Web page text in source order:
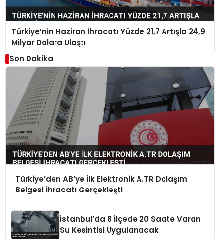
Türkiye’nin Haziran İhracatı Yüzde 21,7 Artışla 24,9
Milyar Dolara Ulaştı
Son Dakika
Türkiye’den AB’ye İlk Elektronik A.TR Dolaşım
Belgesi İhracatı Gerçekleşti
İstanbul’da 8 İlçede 20 Saate Varan
Su Kesintisi Uygulanacak